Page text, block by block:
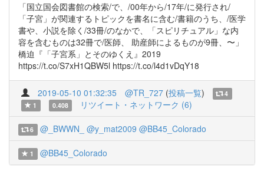
「国立国会図書館の検索/で、/00年から/17年/に発行され/
「子宮」が関連するトピックを書名に含む/書籍のうち、/医学
書や、小説を除く/33冊/のなかで、「スピリチュアル」な内
容を含むものは32冊で/医師、 助産師によるものが9冊、〜」
橋迫『「子宮系」とそのゆくえ』2019
https://t.co/S7xH1QBW5l https://t.co/l4d1vDqY18
2019-05-10 01:32:35 @TR_727 (投稿一覧)
4
1
0.408 リツイート・ネットワーク (6)
6 @_BWWN_ @y_mat2009 @BB45_Colorado
1 @BB45_Colorado